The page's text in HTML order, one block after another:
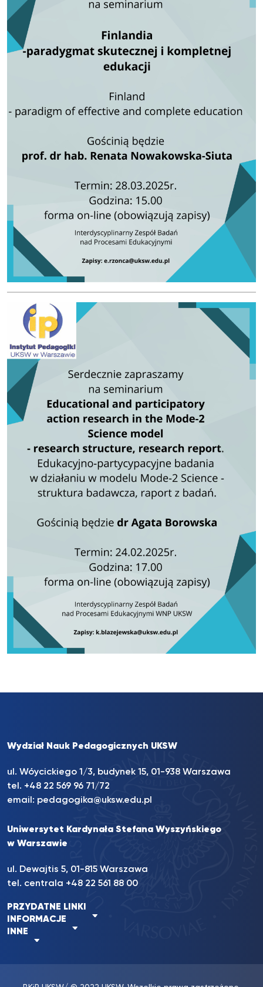
Wydział Nauk Pedagogicznych UKSW
ul. Wóycickiego 1/3, budynek 15, 01-938 Warszawa
tel. +48 22 569 96 71/72
email: pedagogika@uksw.edu.pl
Uniwersytet Kardynała Stefana Wyszyńskiego
w Warszawie
ul. Dewajtis 5, 01-815 Warszawa
tel. centrala +48 22 561 88 00
PRZYDATNE LINKI
INFORMACJE
INNE